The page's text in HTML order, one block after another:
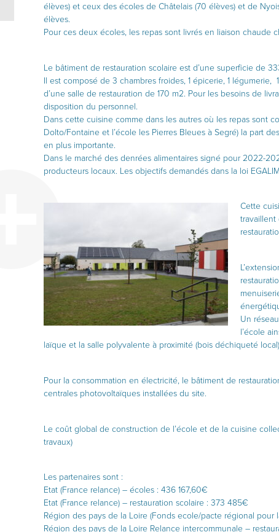
élèves) et ceux des écoles de Châtelais (70 élèves) et de
élèves.
Pour ces deux écoles, les repas sont livrés en liaison chaude
Le bâtiment de restauration scolaire est d’une superficie de
Il est composé de 3 chambres froides, 1 épicerie, 1 légumerie,
d’une salle de restauration de 170 m2. Pour les besoins de
disposition du personnel.
Dans cette cuisine comme dans les autres où les repas sont
Dolto/Fontaine et l’école les Pierres Bleues à Segré) la part
en plus importante.
Dans le marché des denrées alimentaires signé pour 2022-
producteurs locaux. Les objectifs demandés dans la loi
Cette
travaillent
Un
l’école
laïque et la salle polyvalente à proximité (bois déchiqueté
Pour la consommation en électricité, le bâtiment de
centrales photovoltaïques installées du site.
Le coût global de construction de l’école et de la cuisine
travaux)
Les partenaires sont :
Etat (France relance) – écoles : 436 167,60€
Etat (France relance) – restauration scolaire : 373 485€
Région des pays de la Loire (Fonds ecole/pacte régional
Région des pays de la Loire Relance intercommunale –